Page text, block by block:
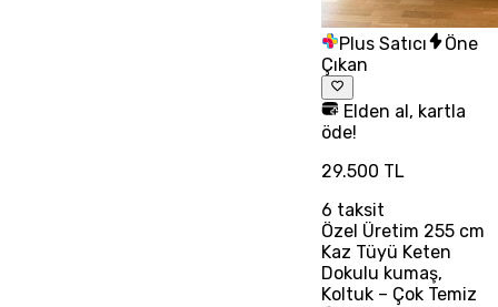
Plus Satıcı
Öne
Çıkan
Elden al, kartla
öde!
29.500 TL
6 taksit
Özel Üretim 255 cm
Kaz Tüyü Keten
Dokulu kumaş,
Koltuk – Çok Temiz